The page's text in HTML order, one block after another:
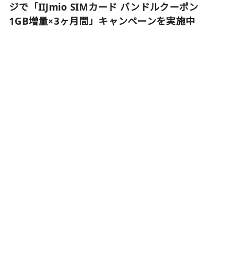
ジで「IIJmio SIMカード バンドルクーポン
1GB増量×3ヶ月間」キャンペーンを実施中